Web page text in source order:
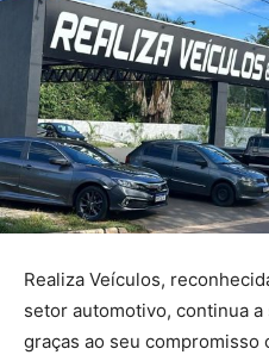
Realiza Veículos,
setor automotivo, continua
graças ao seu compromisso